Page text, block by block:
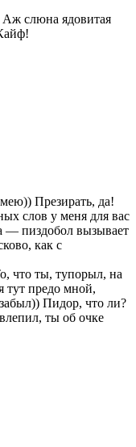
слюна ядовитая
Презирать, да!
слов у меня для вас
— пиздобол вызывает
как с
что ты, тупорыл, на
тут предо мной,
Пидор, что ли?
ты об очке